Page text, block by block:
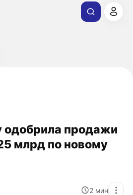
одобрила продажи
млрд по новому
2 мин